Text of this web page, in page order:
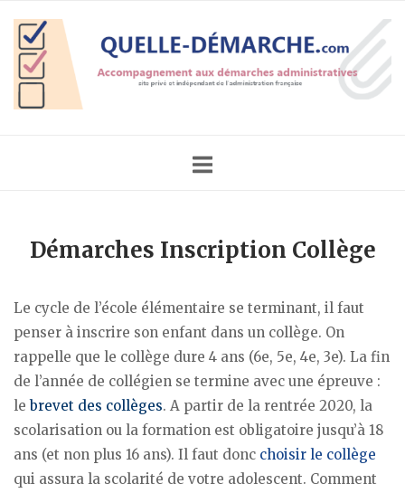
content
Home
Démarches Inscription Collège
Le cycle de l’école élémentaire se terminant, il faut
penser à inscrire son enfant dans un collège. On
rappelle que le collège dure 4 ans (6e, 5e, 4e, 3e). La fin
de l’année de collégien se termine avec une épreuve :
lebrevet des collèges. A partir de la rentrée 2020, la
scolarisation ou la formation est obligatoire jusqu’à 18
ans (et non plus 16 ans). Il faut donc choisir le collège
qui assura la scolarité de votre adolescent. Comment